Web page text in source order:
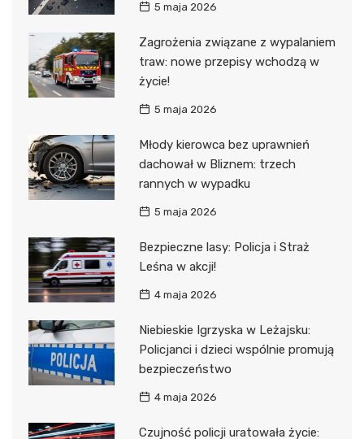
5 maja 2026
Zagrożenia związane z wypalaniem
traw: nowe przepisy wchodzą w
życie!
5 maja 2026
Młody kierowca bez uprawnień
dachował w Bliznem: trzech
rannych w wypadku
5 maja 2026
Bezpieczne lasy: Policja i Straż
Leśna w akcji!
4 maja 2026
Niebieskie Igrzyska w Leżajsku:
Policjanci i dzieci wspólnie promują
bezpieczeństwo
4 maja 2026
Czujność policji uratowała życie: